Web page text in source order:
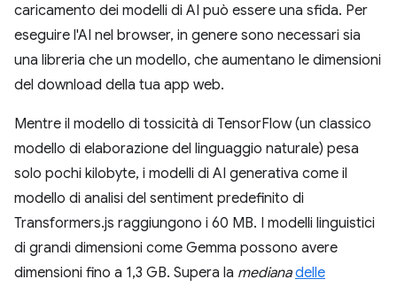
caricamento dei modelli di AI può essere una sfida. Per
eseguire l'AI nel browser, in genere sono necessari sia
una libreria che un modello, che aumentano le dimensioni
del download della tua app web.
Mentre il modello di tossicità di TensorFlow (un classico
modello di elaborazione del linguaggio naturale) pesa
solo pochi kilobyte, i modelli di AI generativa come il
modello di analisi del sentiment predefinito di
Transformers.js raggiungono i 60 MB. I modelli linguistici
di grandi dimensioni come Gemma possono avere
dimensioni fino a 1,3 GB. Supera la mediana delle